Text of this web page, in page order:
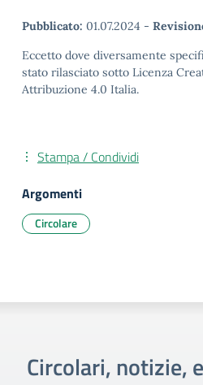
Pubblicato: 01.07.2024 -
Eccetto dove diversamente
stato rilasciato sotto Licenza
Attribuzione 4.0 Italia.
Stampa / Condividi
Argomenti
Circolare
Circolari, notizie,